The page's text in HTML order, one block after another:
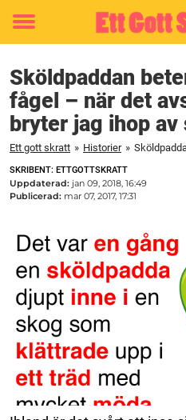
Toggle
Sköldpaddan
fågel – när det
bryter jag ihop av
Ett gott skratt » Historier »
SKRIBENT: ETTGOTTSKRATT
Uppdaterad: jan 09, 2018, 16:49
Publicerad: mar 07, 2017, 17:31